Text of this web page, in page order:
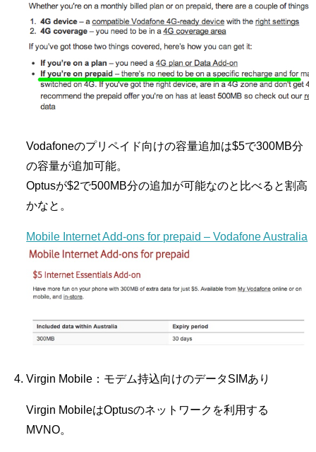
Vodafoneのプリペイド向けの容量追加は$5で300MB分
の容量が追加可能。
Optusが$2で500MB分の追加が可能なのと比べると割高
かなと。
Mobile Internet Add-ons for prepaid – Vodafone Australia
Virgin Mobile：モデム持込向けのデータSIMあり
Virgin MobileはOptusのネットワークを利用する
MVNO。